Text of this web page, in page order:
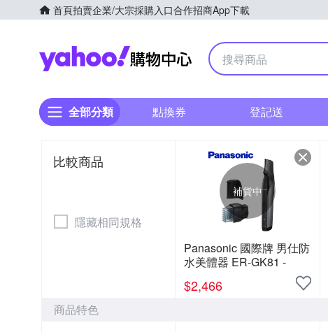
首頁拍賣企業/大宗採購入口合作招商App下載
Yahoo購物中心
全部分類 點換券 登記送
比較商品
隱藏相同規格
補貨中
Panasonic 國際牌 男仕防
水美體器 ER-GK81 -
$2,466
商品特色